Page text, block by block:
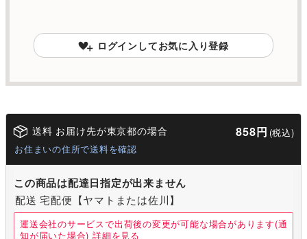
ログインしてお気に入り登録
送料 お届け先が東京都の場合 858円 (税込)
お住まいの住所で送料を確認
この商品は配達日指定が出来ません
配送 宅配便【ヤマトまたは佐川】
運送会社のサービスで出荷後の変更が可能な場合があります(通
知が届いた場合) 詳細を見る